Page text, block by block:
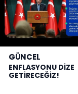
GÜNCEL
ENFLASYONU DİZE
GETİRECEĞİZ!